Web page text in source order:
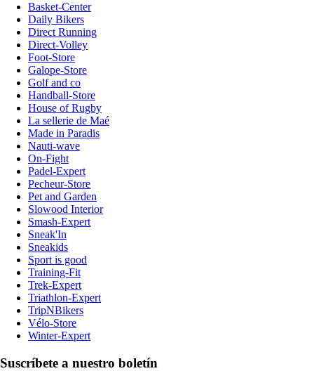
Basket-Center
Daily Bikers
Direct Running
Direct-Volley
Foot-Store
Galope-Store
Golf and co
Handball-Store
House of Rugby
La sellerie de Maé
Made in Paradis
Nauti-wave
On-Fight
Padel-Expert
Pecheur-Store
Pet and Garden
Slowood Interior
Smash-Expert
Sneak'In
Sneakids
Sport is good
Training-Fit
Trek-Expert
Triathlon-Expert
TripNBikers
Vélo-Store
Winter-Expert
Suscríbete a nuestro boletín